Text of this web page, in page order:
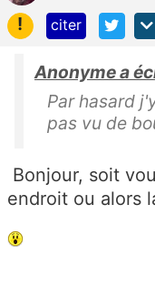
!
citer
Anonyme a
Par hasard
pas vu de
Bonjour, soit
endroit ou alors